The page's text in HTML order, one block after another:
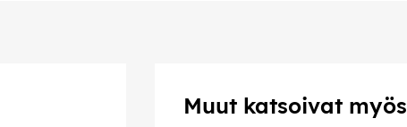
Muut katsoivat myös